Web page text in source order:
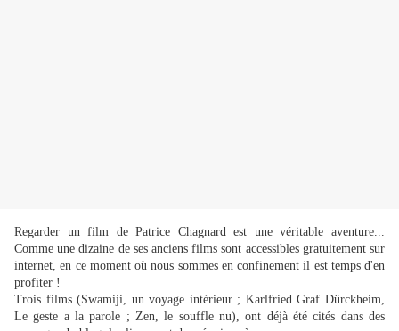
Regarder un film de Patrice Chagnard est une véritable aventure...
Comme une dizaine de ses anciens films sont accessibles gratuitement sur
internet, en ce moment où nous sommes en confinement il est temps d'en
profiter !
Trois films (Swamiji, un voyage intérieur ; Karlfried Graf Dürckheim,
Le geste a la parole ; Zen, le souffle nu), ont déjà été cités dans des